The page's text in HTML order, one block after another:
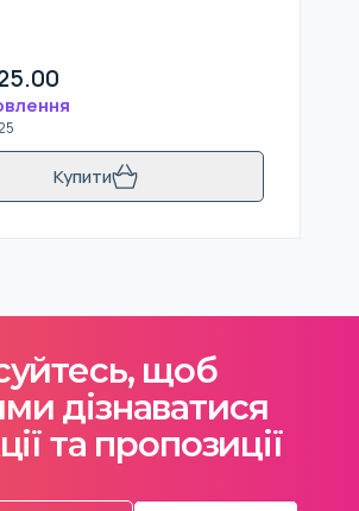
Купити
щоб
дізнаватися
та пропозиції